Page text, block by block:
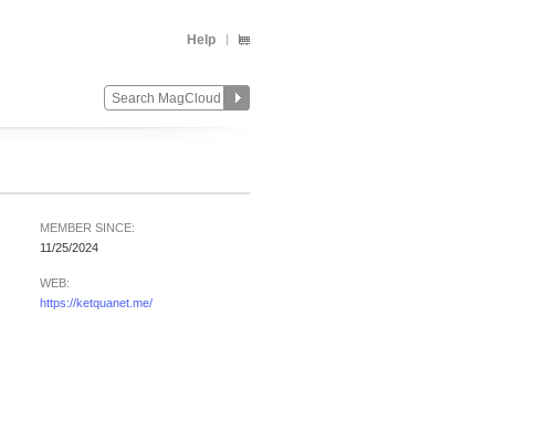
Help
MEMBER SINCE:
11/25/2024
WEB:
https://ketquanet.me/